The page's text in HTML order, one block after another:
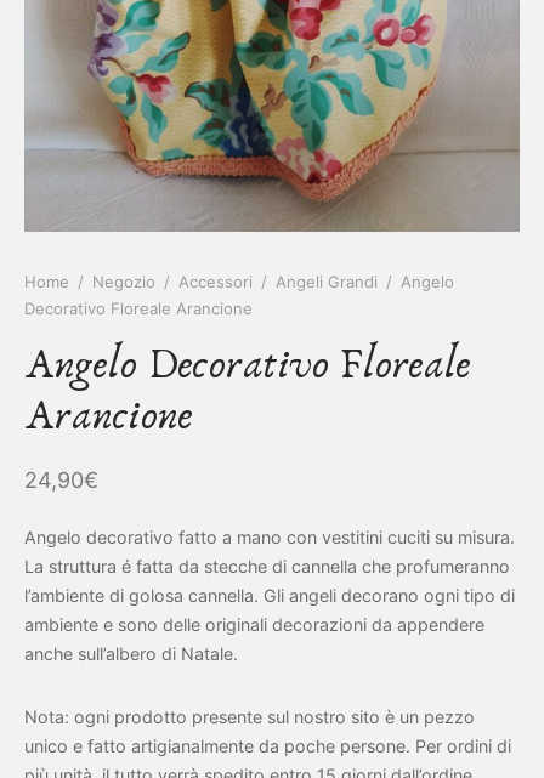
Home / Negozio / Accessori / Angeli Grandi / Angelo
Decorativo Floreale Arancione
Angelo Decorativo Floreale
Arancione
24,90€
Angelo decorativo fatto a mano con vestitini cuciti su misura.
La struttura é fatta da stecche di cannella che profumeranno
l’ambiente di golosa cannella. Gli angeli decorano ogni tipo di
ambiente e sono delle originali decorazioni da appendere
anche sull’albero di Natale.
Nota: ogni prodotto presente sul nostro sito è un pezzo
unico e fatto artigianalmente da poche persone. Per ordini di